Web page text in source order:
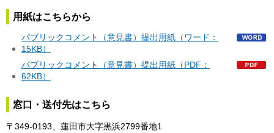
用紙はこちらから
パブリックコメント（意見書）提出用紙（ワード：
15KB）
パブリックコメント（意見書）提出用紙（PDF：
62KB）
窓口・送付先はこちら
〒349-0193、蓮田市大字黒浜2799番地1